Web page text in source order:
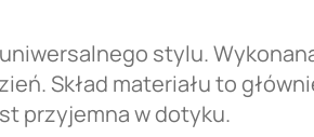
stylu.
Skład materiału to
przyjemna w dotyku.